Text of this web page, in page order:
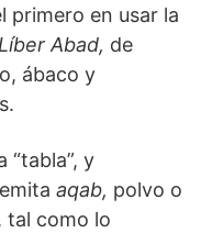
primero en usar la
Abad, de
ábaco y
“tabla”, y
aqab, polvo o
tal como lo